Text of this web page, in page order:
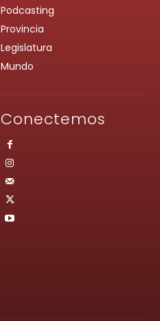
Podcasting
Provincia
Legislatura
Mundo
Conectemos